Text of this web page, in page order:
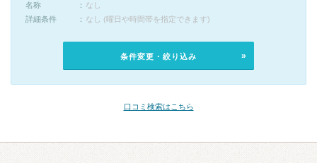
名称
なし
詳細条件
なし (曜日や時間帯を指定できます)
条件変更・絞り込み
口コミ検索はこちら